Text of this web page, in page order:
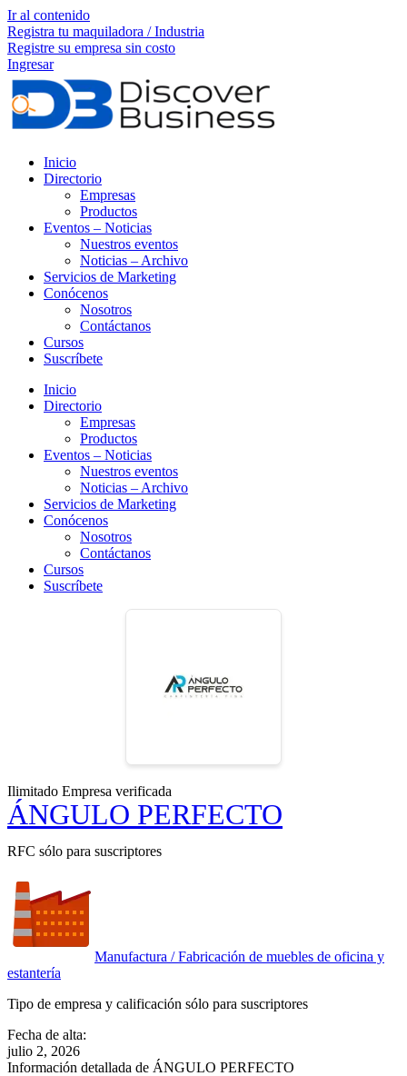
Ir al contenido
Registra tu maquiladora / Industria
Registre su empresa sin costo
Ingresar
Inicio
Directorio
Empresas
Productos
Eventos – Noticias
Nuestros eventos
Noticias – Archivo
Servicios de Marketing
Conócenos
Nosotros
Contáctanos
Cursos
Suscríbete
Inicio
Directorio
Empresas
Productos
Eventos – Noticias
Nuestros eventos
Noticias – Archivo
Servicios de Marketing
Conócenos
Nosotros
Contáctanos
Cursos
Suscríbete
Ilimitado Empresa verificada
ÁNGULO PERFECTO
RFC sólo para suscriptores
Manufactura / Fabricación de muebles de oficina y
estantería
Tipo de empresa y calificación sólo para suscriptores
Fecha de alta:
julio 2, 2026
Información detallada de ÁNGULO PERFECTO